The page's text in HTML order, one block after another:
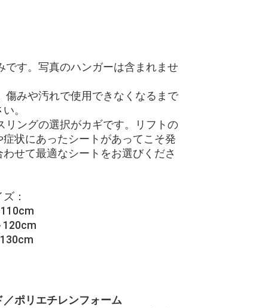
です。写真のハンガーは含まれませ
傷みや汚れで使用できなくなるまで
。
リングの選択がカギです。リフトの
状にあったシートがあってこそ発
せて最適なシートをお選びくださ
：
ポリエチレンフォーム